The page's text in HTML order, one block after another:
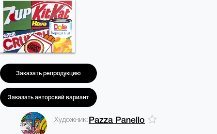
Заказать репродукцию
Заказать авторский вариант
Художник:Pazza Panello